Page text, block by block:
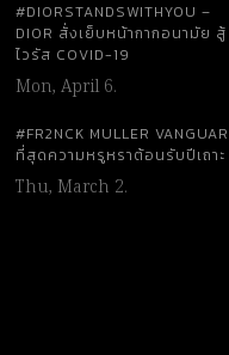
#DIORSTANDSWITHYOU –
DIOR สั่งเย็บหน้ากากอนามัย สู้
ไวรัส COVID-19
Mon, April 6.
#FR2NCK MULLER
ที่สุดความหรูหราต้อนรับปีเถาะ
Thu, March 2.